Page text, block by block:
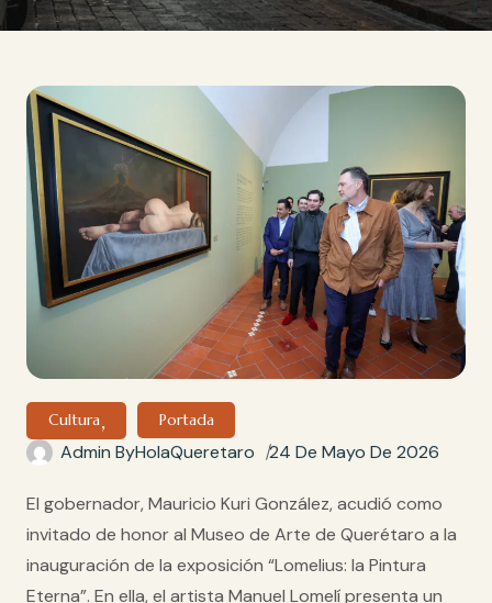
Cultura Portada
Admin ByHolaQueretaro 24 De Mayo De 2026
El gobernador, Mauricio Kuri González, acudió como
invitado de honor al Museo de Arte de Querétaro a la
inauguración de la exposición “Lomelius: la Pintura
Eterna”. En ella, el artista Manuel Lomelí presenta un